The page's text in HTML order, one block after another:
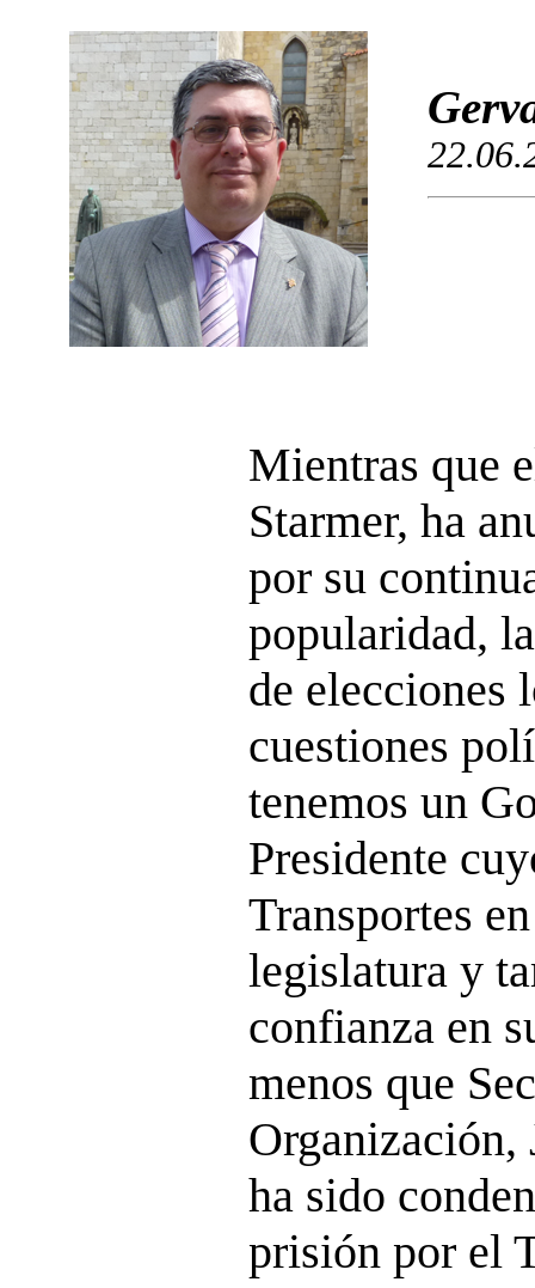
Mientras que
Starmer, ha
por su
popularidad,
de elecciones
cuestiones
tenemos un
Presidente
Transportes
legislatura y
confianza en
menos que
Organización,
ha sido
prisión por el